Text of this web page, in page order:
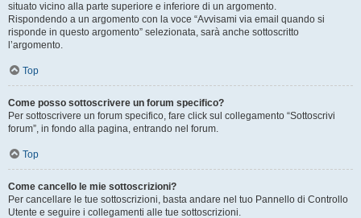
situato vicino alla parte superiore e inferiore di un argomento.
Rispondendo a un argomento con la voce “Avvisami via email quando si
risponde in questo argomento” selezionata, sarà anche sottoscritto
l’argomento.
Top
Come posso sottoscrivere un forum specifico?
Per sottoscrivere un forum specifico, fare click sul collegamento “Sottoscrivi
forum”, in fondo alla pagina, entrando nel forum.
Top
Come cancello le mie sottoscrizioni?
Per cancellare le tue sottoscrizioni, basta andare nel tuo Pannello di Controllo
Utente e seguire i collegamenti alle tue sottoscrizioni.